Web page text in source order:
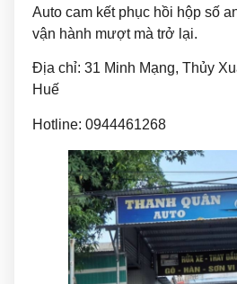
Auto cam kết phục hồi hộp số
vận hành mượt mà trở lại.
Địa chỉ: 31 Minh Mạng, Thủy
Huế
Hotline: 0944461268